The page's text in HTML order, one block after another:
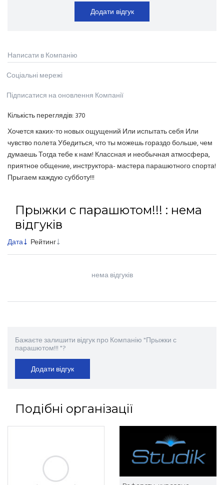
Додати відгук
Написати в Компанію
Соціальні мережі
Підписатися на оновлення Компанії
Кількість переглядів: 370
Хочется каких-то новых ощущений Или испытать себя Или
чувство полета Убедиться, что ты можешь гораздо больше, чем
думаешь Тогда тебе к нам! Классная и необычная атмосфера,
приятное общение, инструктора- мастера парашютного спорта!
Прыгаем каждую субботу!!!
Прыжки с парашютом!!! : нема
відгуків
Дата Рейтинг
нема відгуків
Бажаєте залишити відгук про Компанію "Прыжки с
парашютом!!! "?
Додати відгук
Подібні організації